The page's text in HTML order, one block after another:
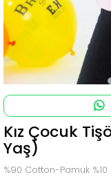
Kız Çocuk
Yaş)
%90 Cotton-Pamuk %10